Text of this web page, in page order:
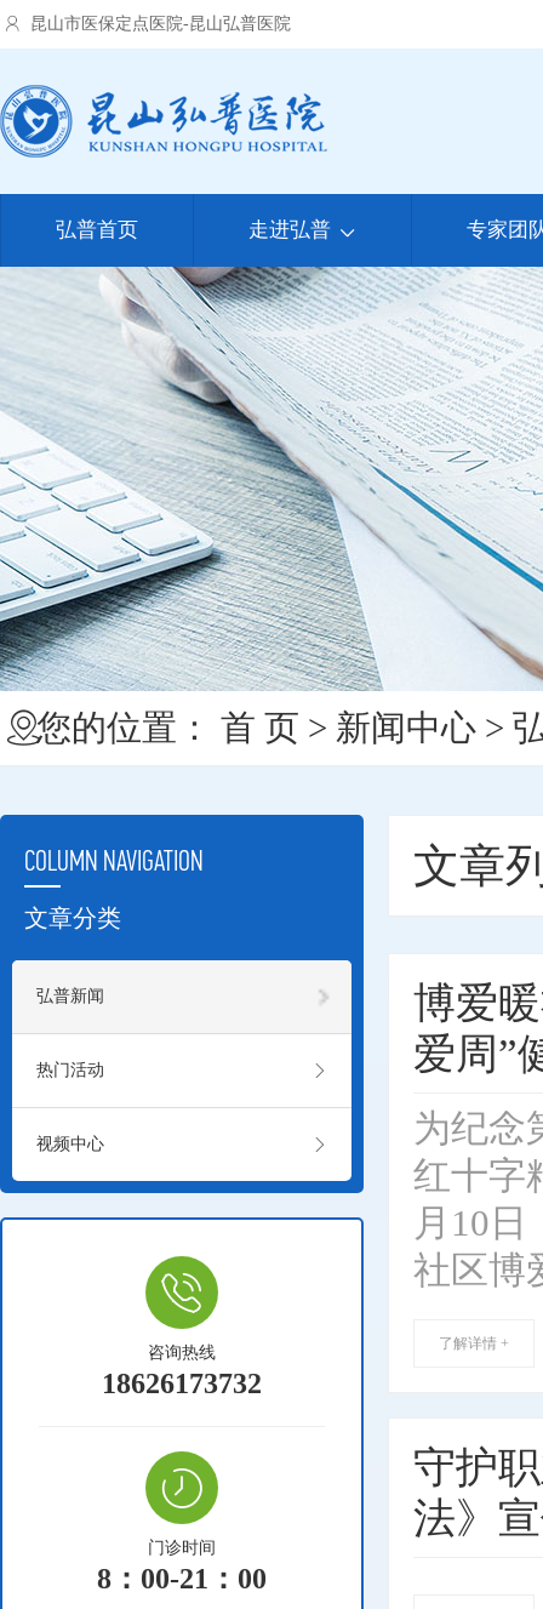
昆山市医保定点医院-昆山弘普医院
弘普首页 走进弘普  专家团
您的位置： 首 页 > 新闻中心 >
文章
博爱
爱周”
为纪念
红十字
月10
社区博
了解详情 +
守护
法》
COLUMN NAVIGATION
文章分类
弘普新闻 
热门活动 
视频中心 
咨询热线
18626173732
门诊时间
8：00-21：00